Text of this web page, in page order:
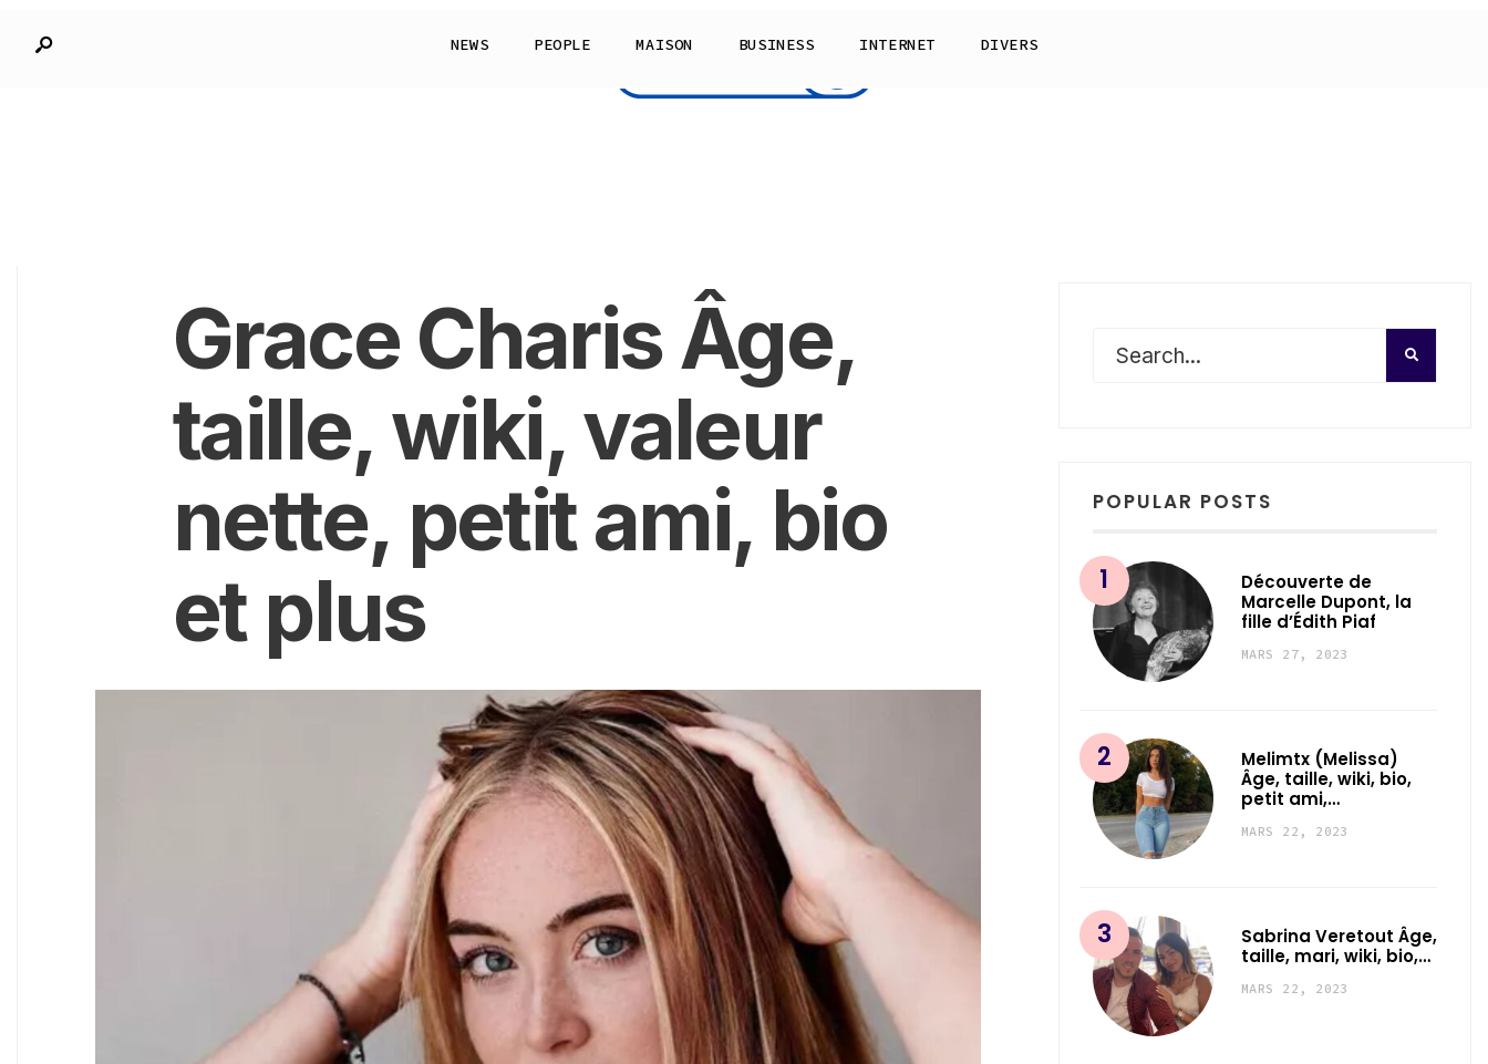
NEWS PEOPLE MAISON BUSINESS INTERNET DIVERS
Grace Charis Âge,
taille, wiki, valeur
nette, petit ami, bio
et plus
POPULAR POSTS
Découverte de
Marcelle Dupont, la
fille d’Édith Piaf
MARS 27, 2023
Melimtx (Melissa)
Âge, taille, wiki, bio,
petit ami,…
MARS 22, 2023
Sabrina Veretout Âge,
taille, mari, wiki, bio,…
MARS 22, 2023